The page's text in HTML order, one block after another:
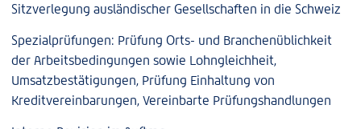
Sitzverlegung ausländischer Gesellschaften in die Schweiz
Spezialprüfungen: Prüfung Orts- und Branchenüblichkeit
der Arbeitsbedingungen sowie Lohngleichheit,
Umsatzbestätigungen, Prüfung Einhaltung von
Kreditvereinbarungen, Vereinbarte Prüfungshandlungen